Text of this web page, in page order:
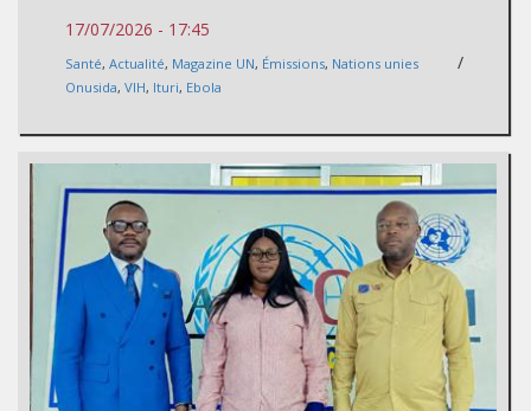
17/07/2026 - 17:45
Santé, Actualité, Magazine UN, Émissions, Nations unies /
Onusida, VIH, Ituri, Ebola